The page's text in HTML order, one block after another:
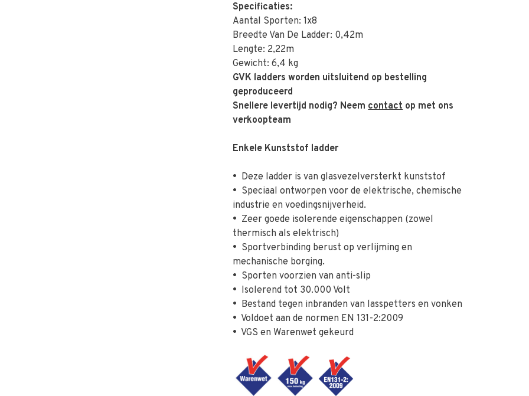
Specificaties:
Aantal Sporten: 1x8
Breedte Van De Ladder: 0,42m
Lengte: 2,22m
Gewicht: 6,4 kg
GVK ladders worden uitsluitend op bestelling
geproduceerd
Snellere levertijd nodig? Neemcontactop met ons
verkoopteam
Enkele Kunststof ladder
• Deze ladder is van glasvezelversterkt kunststof
• Speciaal ontworpen voor de elektrische, chemische
industrie en voedingsnijverheid.
• Zeer goede isolerende eigenschappen (zowel
thermisch als elektrisch)
• Sportverbinding berust op verlijming en
mechanische borging.
• Sporten voorzien van anti-slip
• Isolerend tot 30.000 Volt
• Bestand tegen inbranden van lasspetters en vonken
• Voldoet aan de normen EN 131-2:2009
• VGS en Warenwet gekeurd